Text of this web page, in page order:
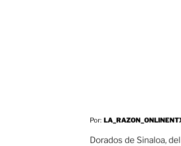
Por:
Dorados de Sinaloa,